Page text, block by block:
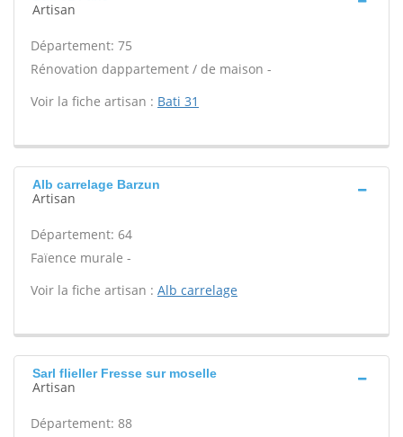
Artisan
Département: 75
Rénovation dappartement / de maison -
Voir la fiche artisan : Bati 31
Alb carrelage Barzun
Artisan
Département: 64
Faïence murale -
Voir la fiche artisan : Alb carrelage
Sarl flieller Fresse sur moselle
Artisan
Département: 88